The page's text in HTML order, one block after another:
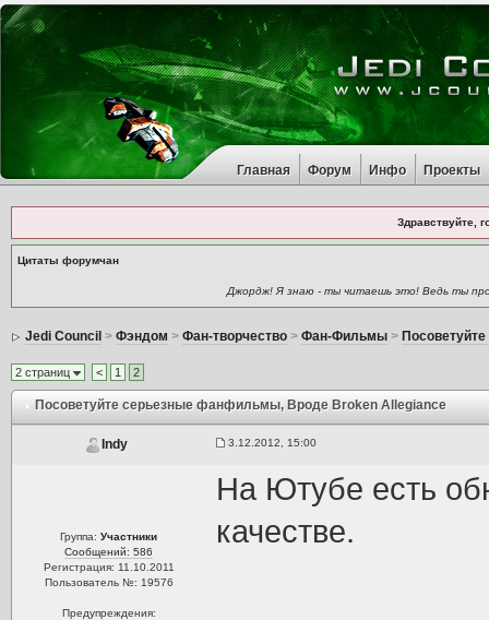
Главная Форум Инфо Проекты
Здравствуйте,
Цитаты форумчан
Джордж! Я знаю - ты читаешь это! Ведь ты
Jedi Council > Фэндом > Фан-творчество> Фан-Фильмы>
2 страниц < 1 2
Посоветуйте серьезные фанфильмы, Вроде Broken Allegiance
Indy 3.12.2012, 15:00
Группа:Участники
Сообщений: 586
Регистрация: 11.10.2011
Пользователь №: 19576
Предупреждения:
На Ютубе есть
качестве.